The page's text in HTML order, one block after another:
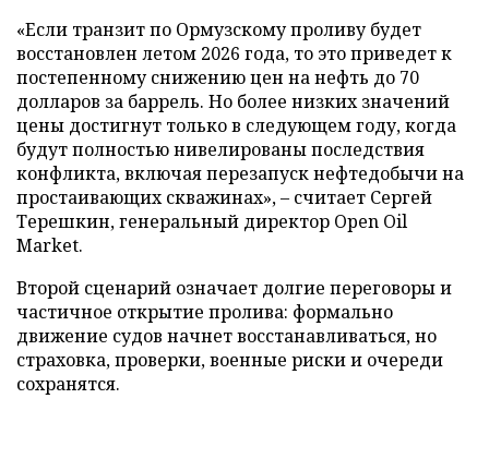
«Если транзит по Ормузскому проливу будет
восстановлен летом 2026 года, то это приведет к
постепенному снижению цен на нефть до 70
долларов за баррель. Но более низких значений
цены достигнут только в следующем году, когда
будут полностью нивелированы последствия
конфликта, включая перезапуск нефтедобычи на
простаивающих скважинах», – считает Сергей
Терешкин, генеральный директор Open Oil
Market.
Второй сценарий означает долгие переговоры и
частичное открытие пролива: формально
движение судов начнет восстанавливаться, но
страховка, проверки, военные риски и очереди
сохранятся.